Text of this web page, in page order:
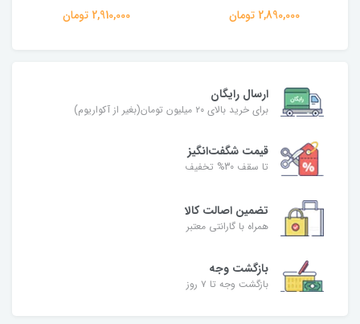
2,890,000 تومان 2,910,000 تومان
ارسال رایگان
برای خرید بالای ۲۰ میلیون تومان(بغیر از آکواریوم)
قیمت شگفت‌انگیز
تا سقف 30% تخفیف
تضمین اصالت کالا
همراه با گارانتی معتبر
بازگشت وجه
بازگشت وجه تا ۷ روز